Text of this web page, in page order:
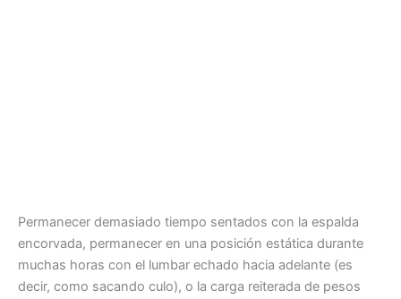
Permanecer demasiado tiempo sentados con la espalda
encorvada, permanecer en una posición estática durante
muchas horas con el lumbar echado hacia adelante (es
decir, como sacando culo), o la carga reiterada de pesos